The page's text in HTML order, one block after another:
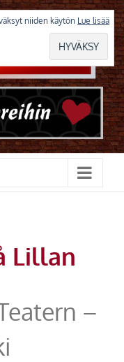
Lillan
–
niiden käytön Lue lisää